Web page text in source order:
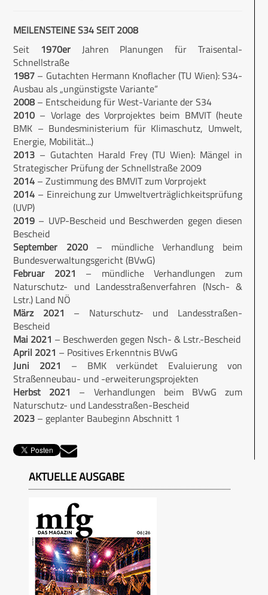
MEILENSTEINE S34 SEIT 2008
Seit 1970erJahren Planungen für Traisental-
Schnellstraße
1987 – Gutachten Hermann Knoflacher (TU Wien): S34-
Ausbau als „ungünstigste Variante“
2008 – Entscheidung für West-Variante der S34
2010 – Vorlage des Vorprojektes beim BMVIT (heute
BMK – Bundesministerium für Klimaschutz, Umwelt,
Energie, Mobilität...)
2013 – Gutachten Harald Frey (TU Wien): Mängel in
Strategischer Prüfung der Schnellstraße 2009
2014 – Zustimmung des BMVIT zum Vorprojekt
2014 – Einreichung zur Umweltverträglichkeitsprüfung
(UVP)
2019 – UVP-Bescheid und Beschwerden gegen diesen
Bescheid
September 2020 – mündliche Verhandlung beim
Bundesverwaltungsgericht (BVwG)
Februar 2021 – mündliche Verhandlungen zum
Naturschutz- und Landesstraßenverfahren (Nsch- &
Lstr.) Land NÖ
März 2021 – Naturschutz- und Landesstraßen-
Bescheid
Mai 2021 – Beschwerden gegen Nsch- & Lstr.-Bescheid
April 2021 – Positives Erkenntnis BVwG
Juni 2021 – BMK verkündet Evaluierung von
Straßenneubau- und -erweiterungsprojekten
Herbst 2021 – Verhandlungen beim BVwG zum
Naturschutz- und Landesstraßen-Bescheid
2023 – geplanter Baubeginn Abschnitt 1
AKTUELLE AUSGABE